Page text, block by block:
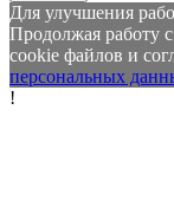
Для улучшения
Продолжая работу
cookie файлов и
персональных
!